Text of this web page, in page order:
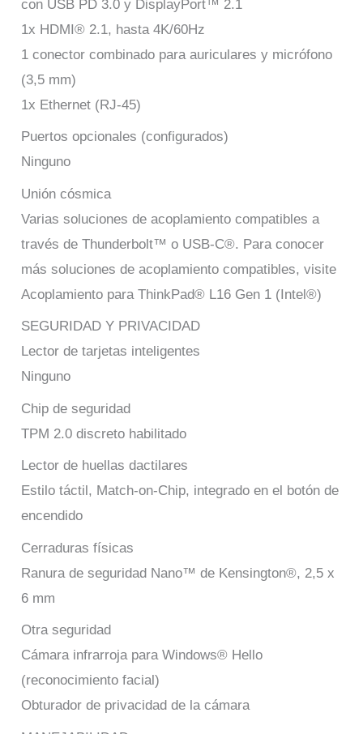
con USB PD 3.0 y DisplayPort™ 2.1
1x HDMI® 2.1, hasta 4K/60Hz
1 conector combinado para auriculares y micrófono
(3,5 mm)
1x Ethernet (RJ-45)
Puertos opcionales (configurados)
Ninguno
Unión cósmica
Varias soluciones de acoplamiento compatibles a
través de Thunderbolt™ o USB-C®. Para conocer
más soluciones de acoplamiento compatibles, visite
Acoplamiento para ThinkPad® L16 Gen 1 (Intel®)
SEGURIDAD Y PRIVACIDAD
Lector de tarjetas inteligentes
Ninguno
Chip de seguridad
TPM 2.0 discreto habilitado
Lector de huellas dactilares
Estilo táctil, Match-on-Chip, integrado en el botón de
encendido
Cerraduras físicas
Ranura de seguridad Nano™ de Kensington®, 2,5 x
6 mm
Otra seguridad
Cámara infrarroja para Windows® Hello
(reconocimiento facial)
Obturador de privacidad de la cámara